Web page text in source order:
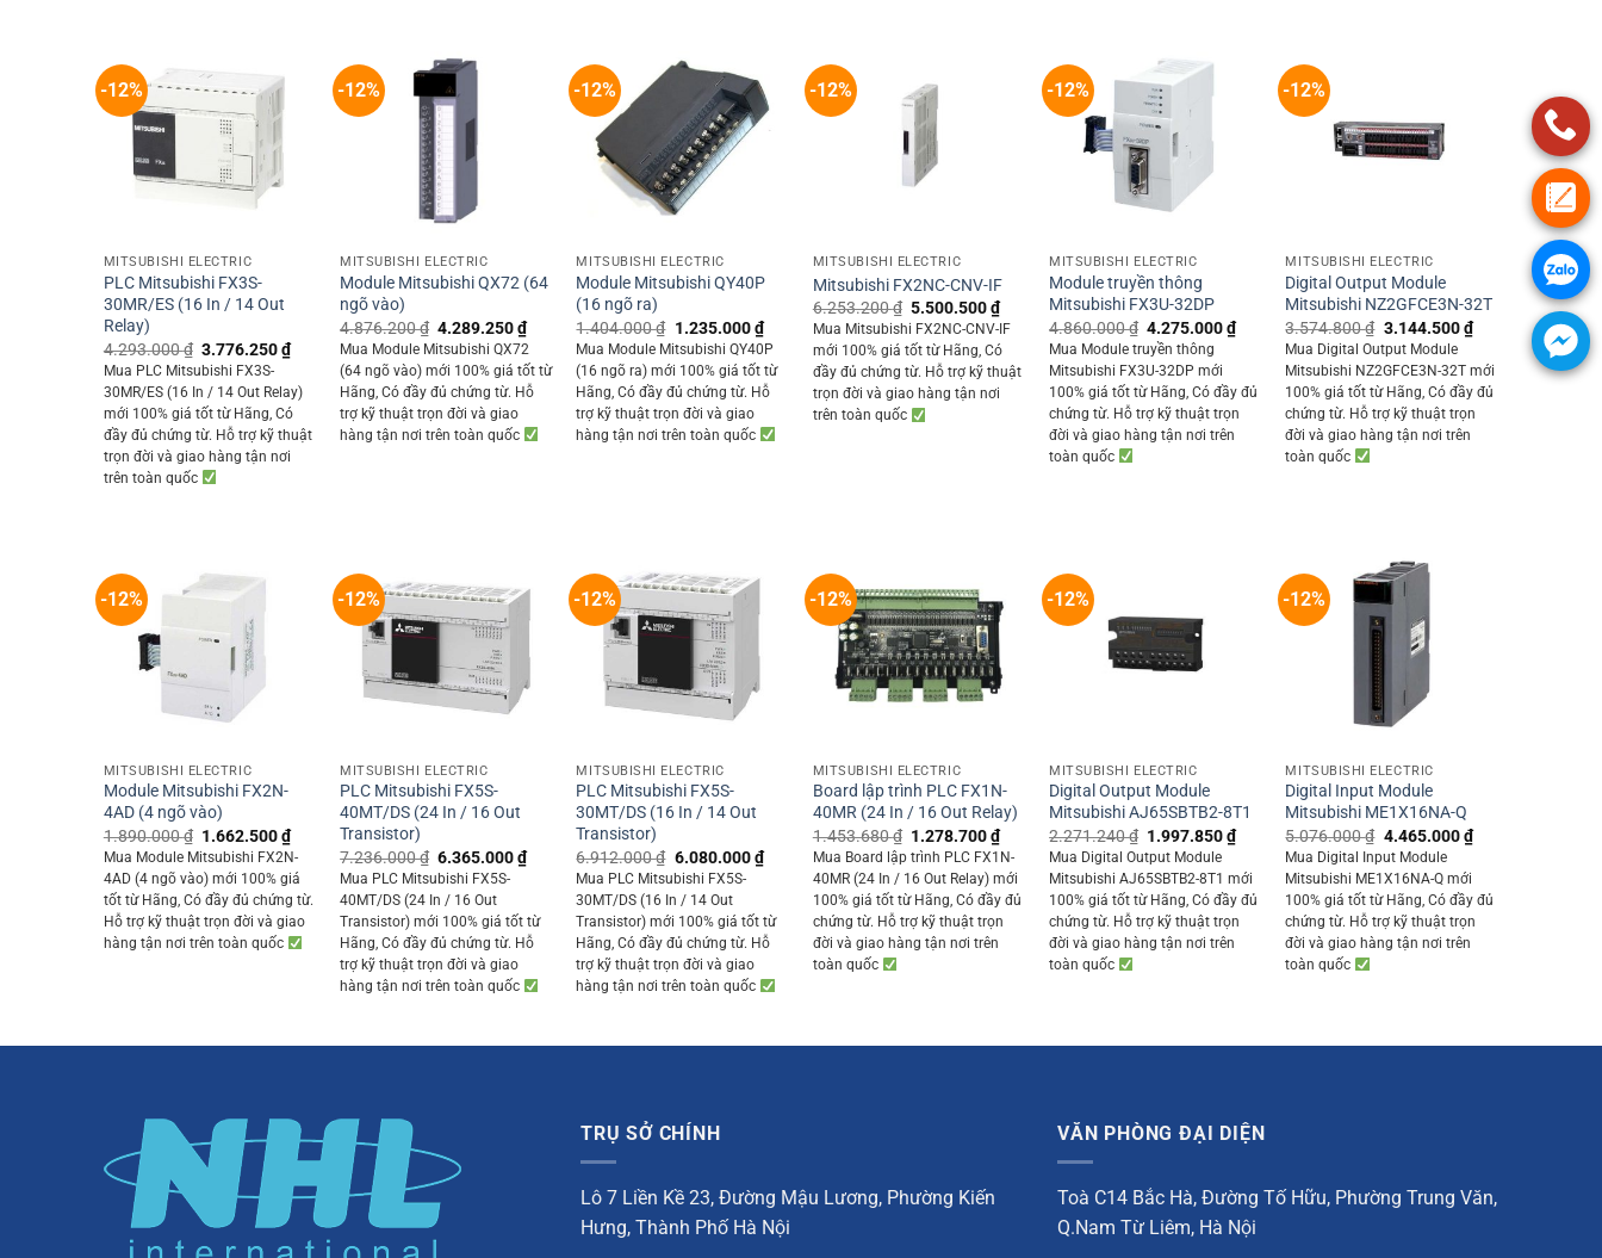
-12%
MITSUBISHI ELECTRIC
PLC Mitsubishi FX3S-
30MR/ES (16 In / 14 Out
Relay)
4.293.000₫ Original
price
was:
4.293.000 ₫.
3.776.250₫Current
price
is:
3.776.250 ₫.
Mua PLC Mitsubishi FX3S-
30MR/ES (16 In / 14 Out Relay)
mới 100% giá tốt từ Hãng, Có
đầy đủ chứng từ. Hỗ trợ kỹ thuật
trọn đời và giao hàng tận nơi
trên toàn quốc
-12%
MITSUBISHI ELECTRIC
Module Mitsubishi QX72 (64
ngõ vào)
4.876.200₫ Original
price
was:
4.876.200 ₫.
4.289.250₫Current
price
is:
4.289.250 ₫.
Mua Module Mitsubishi QX72
(64 ngõ vào) mới 100% giá tốt từ
Hãng, Có đầy đủ chứng từ. Hỗ
trợ kỹ thuật trọn đời và giao
hàng tận nơi trên toàn quốc
-12%
MITSUBISHI ELECTRIC
Module Mitsubishi QY40P
(16 ngõ ra)
1.404.000₫ Original
price
was:
1.404.000 ₫.
1.235.000₫Current
price
is:
1.235.000 ₫.
Mua Module Mitsubishi QY40P
(16 ngõ ra) mới 100% giá tốt từ
Hãng, Có đầy đủ chứng từ. Hỗ
trợ kỹ thuật trọn đời và giao
hàng tận nơi trên toàn quốc
-12%
MITSUBISHI ELECTRIC
Mitsubishi FX2NC-CNV-IF
6.253.200₫ Original
price
was:
6.253.200 ₫.
5.500.500₫Current
price
is:
5.500.500 ₫.
Mua Mitsubishi FX2NC-CNV-IF
mới 100% giá tốt từ Hãng, Có
đầy đủ chứng từ. Hỗ trợ kỹ thuật
trọn đời và giao hàng tận nơi
trên toàn quốc
-12%
MITSUBISHI ELECTRIC
Module truyền thông
Mitsubishi FX3U-32DP
4.860.000₫ Original
price
was:
4.860.000 ₫.
4.275.000₫Current
price
4.275.000 ₫.
Mua Module truyền thông
Mitsubishi FX3U-32DP mới
100% giá tốt từ Hãng, Có đầy đủ
chứng từ. Hỗ trợ kỹ thuật trọn
đời và giao hàng tận nơi trên
toàn quốc
-12%
MITSUBISHI ELECTRIC
Digital Output Module
Mitsubishi NZ2GFCE3N-32T
3.574.800₫ Original
price
was:
3.574.800 ₫.
3.144.500₫Current
price
is:
3.144.500 ₫.
Mua Digital Output Module
Mitsubishi NZ2GFCE3N-32T mới
100% giá tốt từ Hãng, Có đầy đủ
chứng từ. Hỗ trợ kỹ thuật trọn
đời và giao hàng tận nơi trên
toàn quốc
-12%
MITSUBISHI ELECTRIC
Module Mitsubishi FX2N-
4AD (4 ngõ vào)
1.890.000₫ Original
price
was:
1.890.000 ₫.
1.662.500₫Current
price
is:
1.662.500 ₫.
Mua Module Mitsubishi FX2N-
4AD (4 ngõ vào) mới 100% giá
tốt từ Hãng, Có đầy đủ chứng từ.
Hỗ trợ kỹ thuật trọn đời và giao
hàng tận nơi trên toàn quốc
-12%
MITSUBISHI ELECTRIC
PLC Mitsubishi FX5S-
40MT/DS (24 In / 16 Out
Transistor)
7.236.000₫ Original
price
was:
7.236.000 ₫.
6.365.000₫Current
price
6.365.000 ₫.
Mua PLC Mitsubishi FX5S-
40MT/DS (24 In / 16 Out
Transistor) mới 100% giá tốt từ
Hãng, Có đầy đủ chứng từ. Hỗ
trợ kỹ thuật trọn đời và giao
hàng tận nơi trên toàn quốc
-12%
MITSUBISHI ELECTRIC
PLC Mitsubishi FX5S-
30MT/DS (16 In / 14 Out
Transistor)
6.912.000₫ Original
price
was:
6.912.000 ₫.
6.080.000₫Current
price
6.080.000 ₫.
Mua PLC Mitsubishi FX5S-
30MT/DS (16 In / 14 Out
Transistor) mới 100% giá tốt từ
Hãng, Có đầy đủ chứng từ. Hỗ
trợ kỹ thuật trọn đời và giao
hàng tận nơi trên toàn quốc
-12%
MITSUBISHI ELECTRIC
Board lập trình PLC FX1N-
40MR (24 In / 16 Out Relay)
1.453.680₫ Original
price
was:
1.453.680 ₫.
1.278.700₫Current
price
is:
1.278.700 ₫.
Mua Board lập trình PLC FX1N-
40MR (24 In / 16 Out Relay) mới
100% giá tốt từ Hãng, Có đầy đủ
chứng từ. Hỗ trợ kỹ thuật trọn
đời và giao hàng tận nơi trên
toàn quốc
-12%
MITSUBISHI ELECTRIC
Digital Output Module
Mitsubishi AJ65SBTB2-8T1
2.271.240₫ Original
price
was:
2.271.240 ₫.
1.997.850₫Current
price
is:
1.997.850 ₫.
Mua Digital Output Module
Mitsubishi AJ65SBTB2-8T1 mới
100% giá tốt từ Hãng, Có đầy đủ
chứng từ. Hỗ trợ kỹ thuật trọn
đời và giao hàng tận nơi trên
toàn quốc
-12%
MITSUBISHI ELECTRIC
Digital Input Module
Mitsubishi ME1X16NA-Q
5.076.000₫ Original
price
was:
5.076.000 ₫.
4.465.000₫Current
price
Mua Digital Input Module
Mitsubishi ME1X16NA-Q mới
100% giá tốt từ Hãng, Có đầy đủ
chứng từ. Hỗ trợ kỹ thuật trọn
đời và giao hàng tận nơi trên
toàn quốc
TRỤ SỞ CHÍNH
Lô 7 Liền Kề 23, Đường Mậu Lương, Phường Kiến
Hưng, Thành Phố Hà Nội
VĂN PHÒNG ĐẠI DIỆN
Toà C14 Bắc Hà, Đường Tố Hữu, Phường Trung Văn,
Q.Nam Từ Liêm, Hà Nội